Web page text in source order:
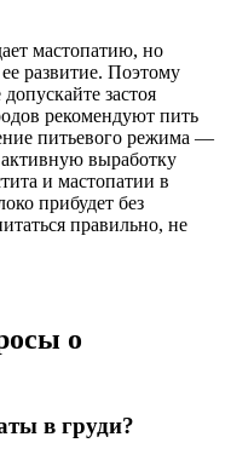
мастопатию, но
развитие. Поэтому
застоя
рекомендуют пить
питьевого режима —
выработку
и мастопатии в
прибудет без
правильно, не
о
в груди?